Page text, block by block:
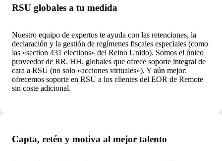
RSU globales a tu medida
Nuestro equipo de expertos te ayuda con las retenciones, la
declaración y la gestión de regímenes fiscales especiales (como
las «section 431 elections» del Reino Unido). Somos el único
proveedor de RR. HH. globales que ofrece soporte integral de
cara a RSU (no solo «acciones virtuales»). Y aún mejor:
ofrecemos soporte en RSU a los clientes del EOR de Remote
sin coste adicional.
Capta, retén y motiva al mejor talento